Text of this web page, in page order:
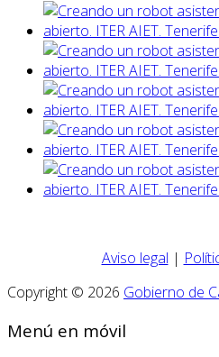
Aviso legal |
Copyright © 2026 Gobierno de
Menú en móvil